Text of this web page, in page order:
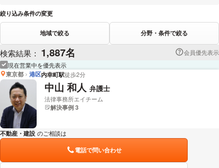
絞り込み条件の変更
地域で絞る 分野・条件で絞る
検索結果： 1,887名
会員優先表示
現在営業中を優先表示
東京都 港区内幸町駅徒歩2分
中山 和人 弁護士
法律事務所エイチーム
解決事例 3
不動産・建設 のご相談は
電話で問い合わせ